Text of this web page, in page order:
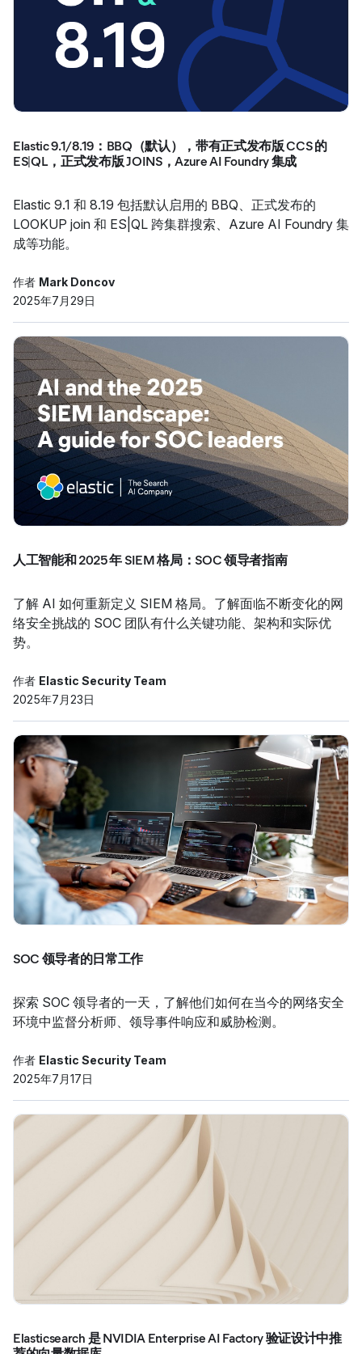
Elastic 9.1/8.19：BBQ（默认），带有正式发布版 CCS 的
ES|QL，正式发布版 JOINS，Azure AI Foundry 集成
Elastic 9.1 和 8.19 包括默认启用的 BBQ、正式发布的
LOOKUP join 和 ES|QL 跨集群搜索、Azure AI Foundry 集
成等功能。
作者 Mark Doncov
2025年7月29日
人工智能和 2025 年 SIEM 格局：SOC 领导者指南
了解 AI 如何重新定义 SIEM 格局。了解面临不断变化的网
络安全挑战的 SOC 团队有什么关键功能、架构和实际优
势。
作者 Elastic Security Team
2025年7月23日
SOC 领导者的日常工作
探索 SOC 领导者的一天，了解他们如何在当今的网络安全
环境中监督分析师、领导事件响应和威胁检测。
作者 Elastic Security Team
2025年7月17日
Elasticsearch 是 NVIDIA Enterprise AI Factory 验证设计中推